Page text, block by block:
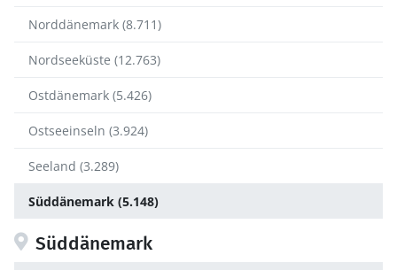
Norddänemark (8.711)
Nordseeküste (12.763)
Ostdänemark (5.426)
Ostseeinseln (3.924)
Seeland (3.289)
Süddänemark (5.148)
Süddänemark